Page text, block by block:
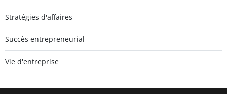
Stratégies d'affaires
Succès entrepreneurial
Vie d'entreprise